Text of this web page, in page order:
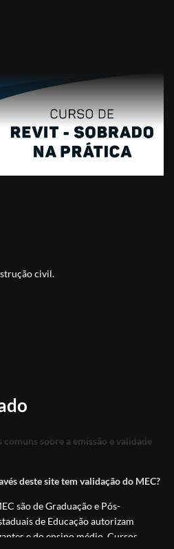
civil.
sobre a emissão e validade
deste site tem validação do MEC?
são de Graduação e Pós-
de Educação autorizam
e do ensino médio. Cursos